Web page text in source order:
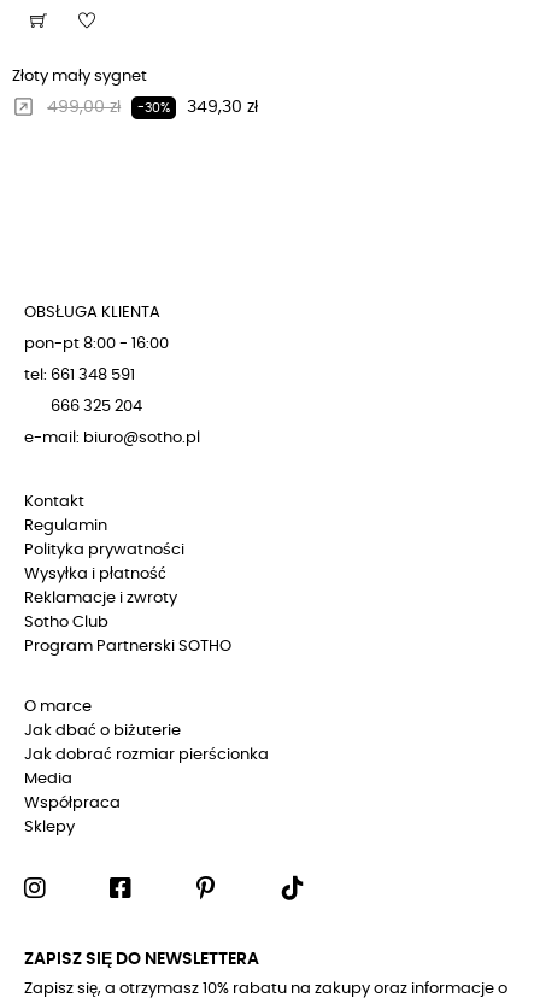
Złoty mały sygnet
Regularna cena
499,00 zł -30% Cena
349,30 zł
OBSŁUGA KLIENTA
pon-pt 8:00 - 16:00
tel: 661 348 591
666 325 204
e-mail: biuro@sotho.pl
Kontakt
Regulamin
Polityka prywatności
Wysyłka i płatność
Reklamacje i zwroty
Sotho Club
Program Partnerski SOTHO
O marce
Jak dbać o biżuterie
Jak dobrać rozmiar pierścionka
Media
Współpraca
Sklepy
ZAPISZ SIĘ DO NEWSLETTERA
Zapisz się, a otrzymasz 10% rabatu na zakupy oraz informacje o